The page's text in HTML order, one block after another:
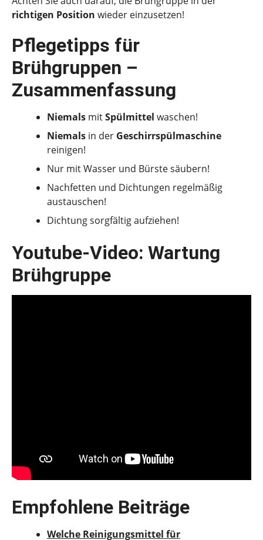
richtigen Position wieder einzusetzen!
Pflegetipps für
Brühgruppen –
Zusammenfassung
Niemals mitSpülmittel waschen!
Niemals in der Geschirrspülmaschine
reinigen!
Nur mit Wasser und Bürste säubern!
Nachfetten und Dichtungen regelmäßig
austauschen!
Dichtung sorgfältig aufziehen!
Youtube-Video: Wartung
Brühgruppe
Empfohlene Beiträge
Welche Reinigungsmittel für